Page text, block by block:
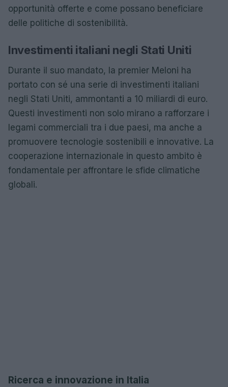
opportunità offerte e come possano beneficiare
delle politiche di sostenibilità.
Investimenti italiani negli Stati Uniti
Durante il suo mandato, la premier Meloni ha
portato con sé una serie di investimenti italiani
negli Stati Uniti, ammontanti a 10 miliardi di euro.
Questi investimenti non solo mirano a rafforzare i
legami commerciali tra i due paesi, ma anche a
promuovere tecnologie sostenibili e innovative. La
cooperazione internazionale in questo ambito è
fondamentale per affrontare le sfide climatiche
globali.
Ricerca e innovazione in Italia